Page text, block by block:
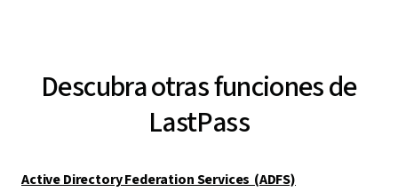
Descubra otras funciones de
LastPass
Active Directory Federation Services (ADFS)